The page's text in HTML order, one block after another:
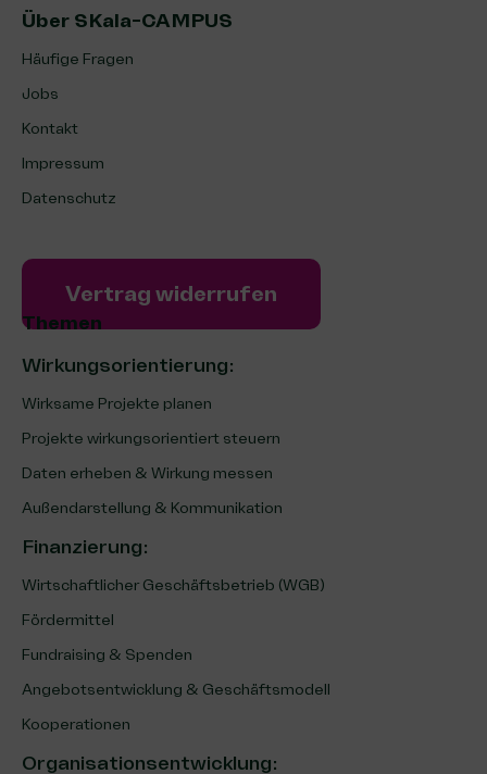
Über SKala-CAMPUS
Häufige Fragen
Jobs
Kontakt
Impressum
Datenschutz
Vertrag widerrufen
Themen
Wirkungsorientierung:
Wirksame Projekte planen
Projekte wirkungsorientiert steuern
Daten erheben & Wirkung messen
Außendarstellung & Kommunikation
Finanzierung:
Wirtschaftlicher Geschäftsbetrieb (WGB)
Fördermittel
Fundraising & Spenden
Angebotsentwicklung & Geschäftsmodell
Kooperationen
Organisationsentwicklung: